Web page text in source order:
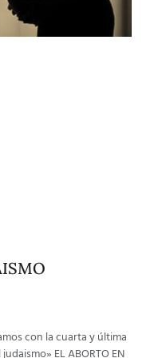
con la cuarta y última